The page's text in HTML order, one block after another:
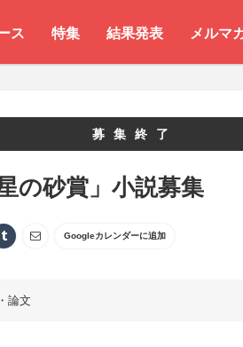
ス 特集 結果発表 メルマ
募集終了
の砂賞」小説募集
Googleカレンダーに追加
論文